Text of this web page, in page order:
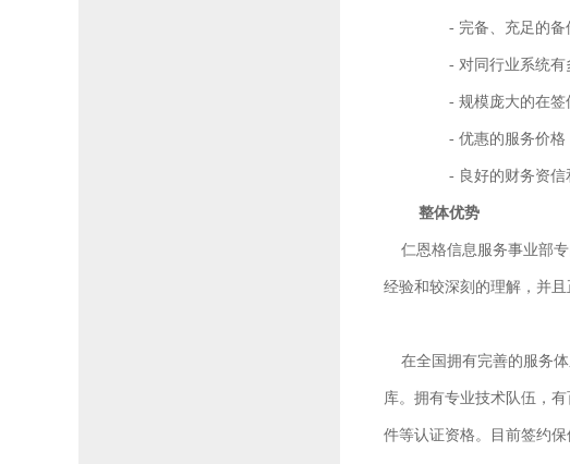
- 完备、充足的
- 对同行业系统
- 规模庞大的在签
- 优惠的服务价
- 良好的财务资
整体优势
仁恩格信息服务事业部专
经验和较深刻的理解，并
在全国拥有完善的服务体
库。拥有专业技术队伍，
件等认证资格。目前签约保